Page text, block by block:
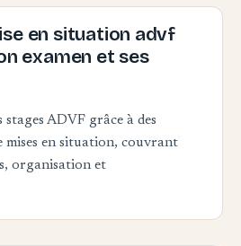
en situation advf
examen et ses
ADVF grâce à des
mises en situation, couvrant
organisation et